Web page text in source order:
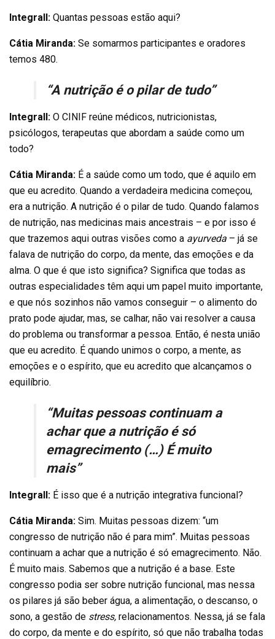
Integrall: Quantas pessoas estão aqui?
Cátia Miranda: Se somarmos participantes e oradores
temos 480.
“A nutrição é o pilar de tudo”
Integrall: O CINIF reúne médicos, nutricionistas,
psicólogos, terapeutas que abordam a saúde como um
todo?
Cátia Miranda: É a saúde como um todo, que é aquilo em
que eu acredito. Quando a verdadeira medicina começou,
era a nutrição. A nutrição é o pilar de tudo. Quando falamos
de nutrição, nas medicinas mais ancestrais – e por isso é
que trazemos aqui outras visões como a ayurveda – já se
falava de nutrição do corpo, da mente, das emoções e da
alma. O que é que isto significa? Significa que todas as
outras especialidades têm aqui um papel muito importante,
e que nós sozinhos não vamos conseguir – o alimento do
prato pode ajudar, mas, se calhar, não vai resolver a causa
do problema ou transformar a pessoa. Então, é nesta união
que eu acredito. É quando unimos o corpo, a mente, as
emoções e o espírito, que eu acredito que alcançamos o
equilíbrio.
“Muitas pessoas continuam a
achar que a nutrição é só
emagrecimento (…) É muito
mais”
Integrall: É isso que é a nutrição integrativa funcional?
Cátia Miranda: Sim. Muitas pessoas dizem: “um
congresso de nutrição não é para mim”. Muitas pessoas
continuam a achar que a nutrição é só emagrecimento. Não.
É muito mais. Sabemos que a nutrição é a base. Este
congresso podia ser sobre nutrição funcional, mas nessa
os pilares já são beber água, a alimentação, o descanso, o
sono, a gestão de stress, relacionamentos. Nessa, já se fala
do corpo, da mente e do espírito, só que não trabalha todas